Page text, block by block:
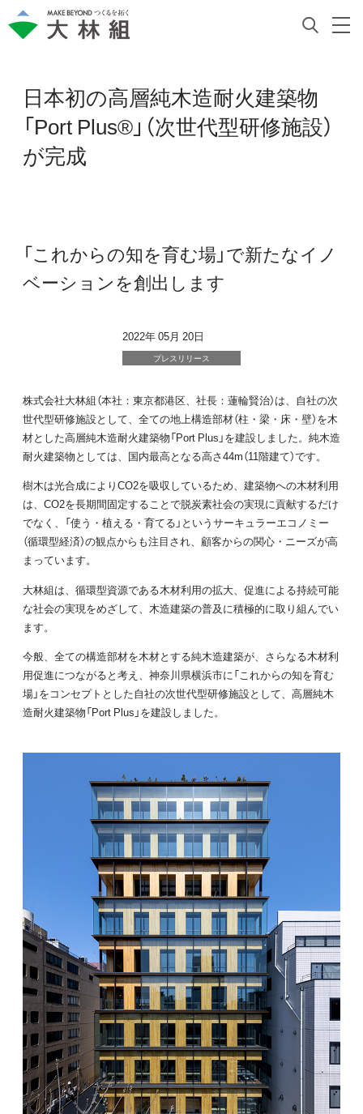
日本初の高層純木造耐火建築物
「Port Plus®」（次世代型研修施設）
が完成
「これからの知を育む場」で新たなイノ
ベーションを創出します
2022年 05月 20日
プレスリリース
株式会社大林組（本社：東京都港区、社長：蓮輪賢治）は、自社の次
世代型研修施設として、全ての地上構造部材（柱・梁・床・壁）を木
材とした高層純木造耐火建築物「Port Plus」を建設しました。純木造
耐火建築物としては、国内最高となる高さ44m（11階建て）です。
樹木は光合成によりCO2を吸収しているため、建築物への木材利用
は、CO2を長期間固定することで脱炭素社会の実現に貢献するだけ
でなく、「使う・植える・育てる」というサーキュラーエコノミー
（循環型経済）の観点からも注目され、顧客からの関心・ニーズが高
まっています。
大林組は、循環型資源である木材利用の拡大、促進による持続可能
な社会の実現をめざして、木造建築の普及に積極的に取り組んでい
ます。
今般、全ての構造部材を木材とする純木造建築が、さらなる木材利
用促進につながると考え、神奈川県横浜市に「これからの知を育む
場」をコンセプトとした自社の次世代型研修施設として、高層純木
造耐火建築物「Port Plus」を建設しました。